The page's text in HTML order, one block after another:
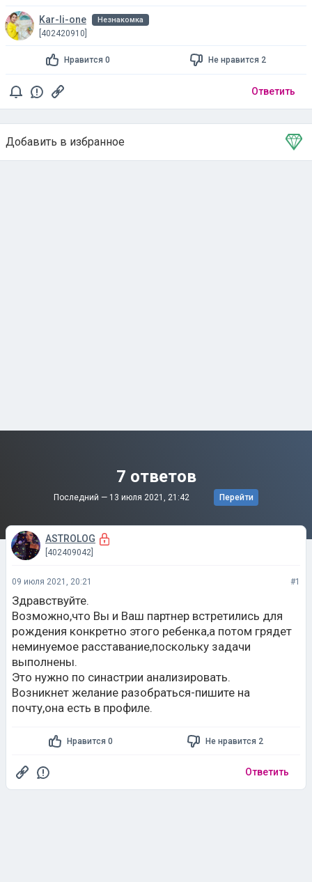
Kar-li-one Незнакомка
[402420910]
Нравится 0 Не нравится 2
Ответить
Добавить в избранное
Тема в избранном
7 ответов
Последний — 13 июля 2021, 21:42 Перейти
ASTROLOG
[402409042]
09 июля 2021, 20:21 #1
Здравствуйте.
Возможно,что Вы и Ваш партнер встретились для
рождения конкретно этого ребенка,а потом грядет
неминуемое расставание,поскольку задачи
выполнены.
Это нужно по синастрии анализировать.
Возникнет желание разобраться-пишите на
почту,она есть в профиле.
Нравится 0 Не нравится 2
Ответить